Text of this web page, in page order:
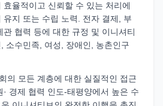
율적이고 신뢰할 수 있는 처리에
지 또는 수립 노력. 전자 결제, 부
협력 등에 대한 규정 및 이니셔티
소수민족, 여성, 장애인, 농촌인구
의 모든 계층에 대한 실질적인 접근
경제 협력 인도-태평양에서 높은 수